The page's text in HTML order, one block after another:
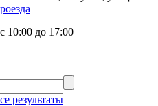
с 10:00 до 17:00
результаты